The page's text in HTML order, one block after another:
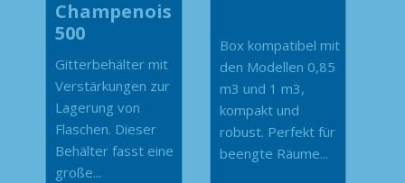
Champenois
500
Gitterbehälter mit
Verstärkungen zur
Lagerung von
Flaschen. Dieser
Behälter fasst eine
große...
Box kompatibel mit
den Modellen 0,85
m3 und 1 m3,
kompakt und
robust. Perfekt für
beengte Räume...